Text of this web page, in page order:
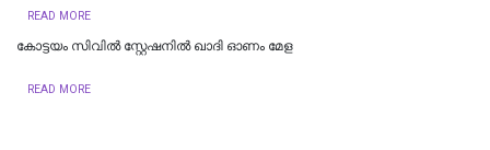
READ MORE
കോട്ടയം സിവിൽ സ്റ്റേഷനിൽ ഖാദി ഓണം മേള
READ MORE